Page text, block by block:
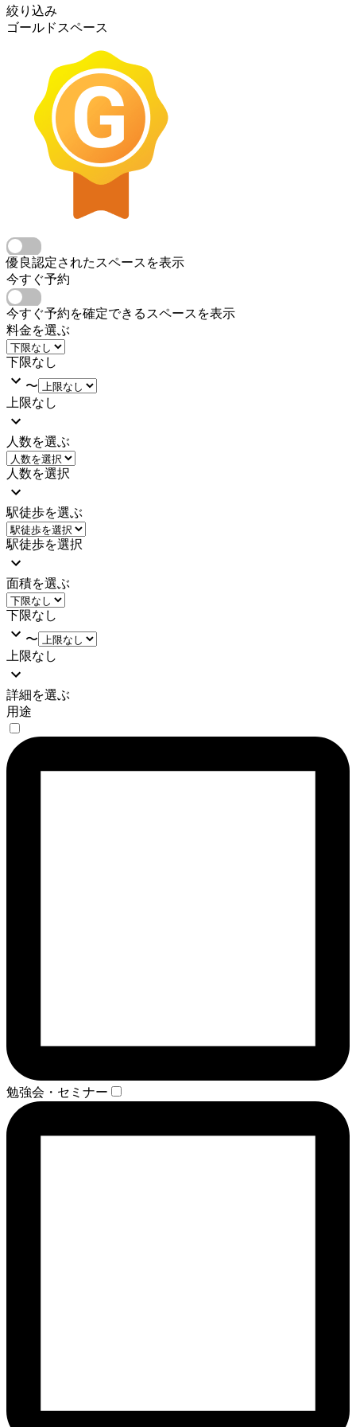
絞り込み
ゴールドスペース
優良認定されたスペースを表示
今すぐ予約
今すぐ予約を確定できるスペースを表示
料金を選ぶ
下限なし
〜
上限なし
人数を選ぶ
人数を選択
駅徒歩を選ぶ
駅徒歩を選択
面積を選ぶ
下限なし
〜
上限なし
詳細を選ぶ
用途
勉強会・セミナー